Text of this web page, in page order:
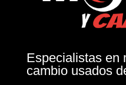
Especialistas en
cambio usados